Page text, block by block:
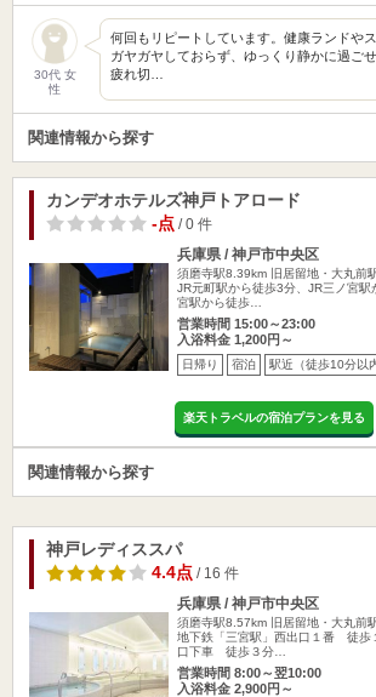
30代 女
性
何回もリピートしています。健康ランドや
ガヤガヤしておらず、ゆっくり静かに過ご
疲れ切…
関連情報から探す
カンデオホテルズ神戸トアロード
-点/ 0 件
兵庫県 / 神戸市中央区
須磨寺駅8.39km
旧居留地・大丸前
JR元町駅から徒歩3分、JR三ノ宮駅
宮駅から徒歩…
営業時間 15:00～23:00
入浴料金 1,200円～
日帰り 宿泊 駅近（徒歩10分以
楽天トラベルの宿泊プランを見る
関連情報から探す
神戸レディススパ
4.4点/ 16 件
兵庫県 / 神戸市中央区
須磨寺駅8.57km
旧居留地・大丸前
地下鉄「三宮駅」西出口１番 徒歩
口下車 徒歩３分…
営業時間 8:00～翌10:00
入浴料金 2,900円～